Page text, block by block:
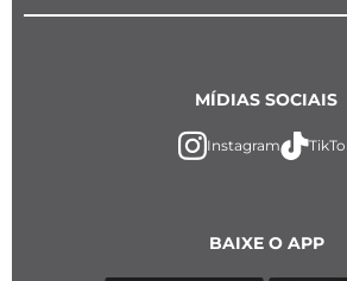
BAIXE O APP
MÍDIAS SOCIAIS
Instagram